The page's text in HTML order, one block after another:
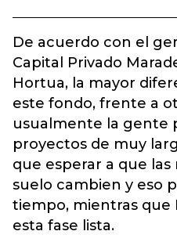
De acuerdo con el
Capital Privado
Hortua, la mayor
este fondo, frente a
usualmente la gente
proyectos de muy
que esperar a que las
suelo cambien y eso
tiempo, mientras que
esta fase lista.